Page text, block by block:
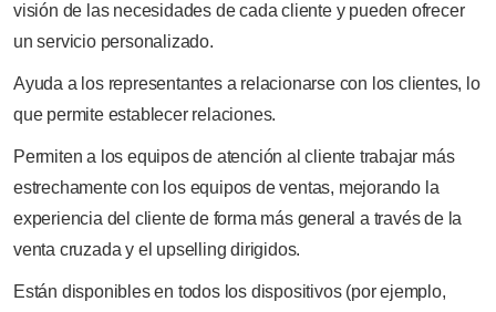
visión de las necesidades de cada cliente y pueden ofrecer
un servicio personalizado.
Ayuda a los representantes a relacionarse con los clientes, lo
que permite establecer relaciones.
Permiten a los equipos de atención al cliente trabajar más
estrechamente con los equipos de ventas, mejorando la
experiencia del cliente de forma más general a través de la
venta cruzada y el upselling dirigidos.
Están disponibles en todos los dispositivos (por ejemplo,